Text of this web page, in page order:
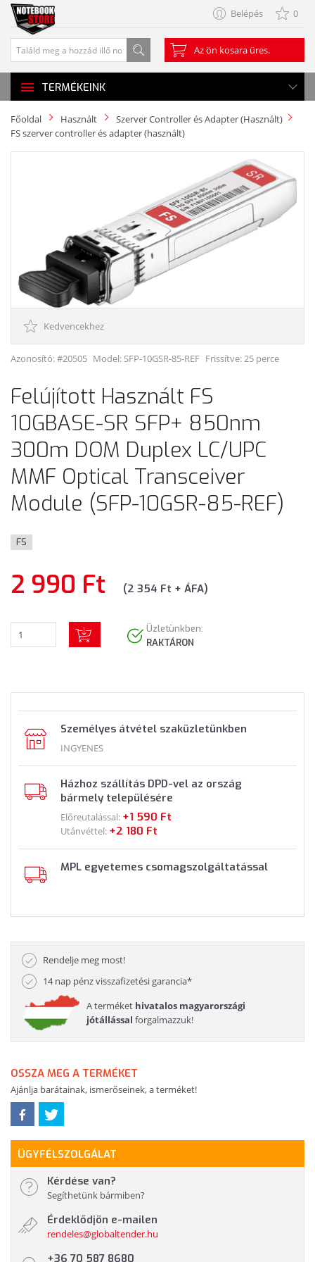
Belépés 0
Az ön kosara üres.
TERMÉKEINK
Főoldal Használt
Szerver Controller és Adapter (Használt)
FS szerver controller és adapter (használt)
Kedvencekhez
Azonosító: #20505 Model:SFP-10GSR-85-REF Frissítve: 25 perce
Felújított Használt FS
10GBASE-SR SFP+ 850nm
300m DOM Duplex LC/UPC
MMF Optical Transceiver
Module (SFP-10GSR-85-REF)
FS
2 990 Ft (2 354 Ft + ÁFA)
Üzletünkben:
RAKTÁRON
Személyes átvétel szaküzletünkben
INGYENES
Házhoz szállítás DPD-vel az ország
bármely településére
Előreutalással: +1 590 Ft
Utánvéttel: +2 180 Ft
MPL egyetemes csomagszolgáltatással
Rendelje meg most!
14 nap pénz visszafizetési garancia*
A terméket hivatalos magyarországi
jótállással forgalmazzuk!
OSSZA MEG A TERMÉKET
Ajánlja barátainak, ismerőseinek, a terméket!
ÜGYFÉLSZOLGÁLAT
Kérdése van?
Segíthetünk bármiben?
Érdeklődjön e-mailen
rendeles@globaltender.hu
+36 70 587 8680